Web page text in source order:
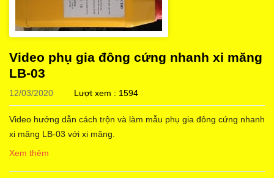
Video phụ gia đông cứng nhanh xi măng
LB-03
12/03/2020 Lượt xem : 1594
Video hướng dẫn cách trộn và làm mẫu phụ gia đông cứng nhanh
xi măng LB-03 với xi măng.
Xem thêm